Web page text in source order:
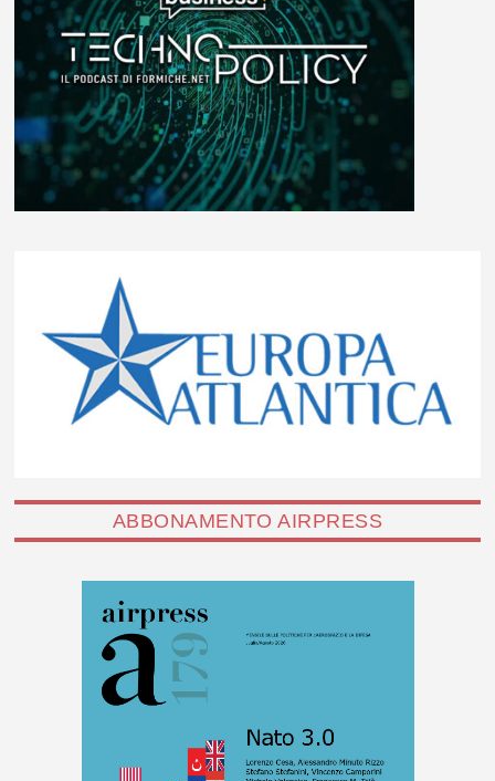
ABBONAMENTO AIRPRESS